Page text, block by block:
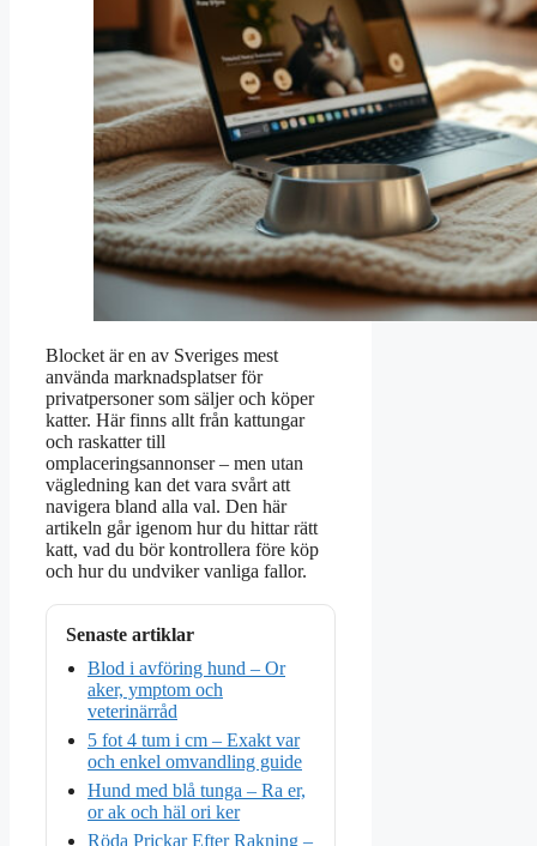
Blocket är en av Sveriges mest
använda marknadsplatser för
privatpersoner som säljer och köper
katter. Här finns allt från kattungar
och raskatter till
omplaceringsannonser – men utan
vägledning kan det vara svårt att
navigera bland alla val. Den här
artikeln går igenom hur du hittar rätt
katt, vad du bör kontrollera före köp
och hur du undviker vanliga fallor.
Senaste artiklar
Blod i avföring hund – Or
aker, ymptom och
veterinärråd
5 fot 4 tum i cm – Exakt var
och enkel omvandling guide
Hund med blå tunga – Ra er,
or ak och häl ori ker
Röda Prickar Efter Rakning –